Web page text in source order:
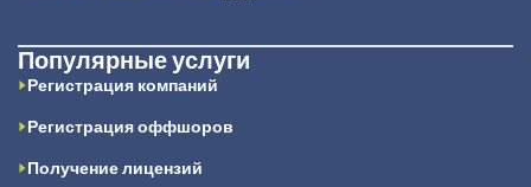
Популярные услуги
Регистрация компаний
Регистрация оффшоров
Получение лицензий